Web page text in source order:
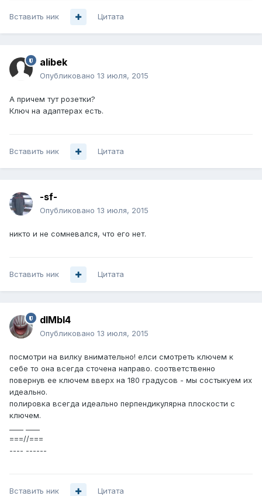
Вставить ник Цитата
alibek
Опубликовано 13 июля, 2015
А причем тут розетки?
Ключ на адаптерах есть.
Вставить ник Цитата
-sf-
Опубликовано 13 июля, 2015
никто и не сомневался, что его нет.
Вставить ник Цитата
dIMbI4
Опубликовано 13 июля, 2015
посмотри на вилку внимательно! елси смотреть ключем к
себе то она всегда сточена направо. соответственно
повернув ее ключем вверх на 180 градусов - мы состыкуем их
идеально.
полировка всегда идеально перпендикулярна плоскости с
ключем.
===//===
---- ------
Вставить ник Цитата